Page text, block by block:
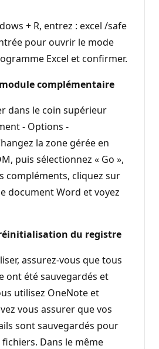
+ R, entrez : excel /safe
pour ouvrir le mode
Excel et confirmer.
complémentaire
dans le coin supérieur
- Options -
la zone gérée en
puis sélectionnez « Go »,
compléments, cliquez sur
document Word et voyez
du registre
assurez-vous que tous
ont été sauvegardés et
utilisez OneNote et
vous assurer que vos
sont sauvegardés pour
Dans le même